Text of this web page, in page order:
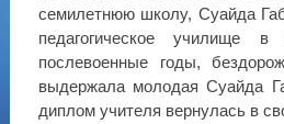
семилетнюю школу, Суайда
педагогическое училище в
послевоенные годы,
выдержала молодая Суайда
диплом учителя вернулась в